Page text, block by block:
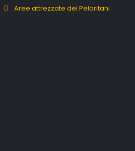
Aree attrezzate dei Peloritani